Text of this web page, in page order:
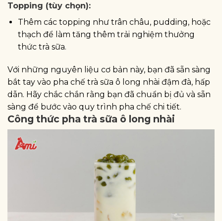
Topping (tùy chọn):
Thêm các topping như trân châu, pudding, hoặc
thạch để làm tăng thêm trải nghiệm thưởng
thức trà sữa.
Với những nguyên liệu cơ bản này, bạn đã sẵn sàng
bắt tay vào pha chế trà sữa ô long nhài đậm đà, hấp
dẫn. Hãy chắc chắn rằng bạn đã chuẩn bị đủ và sẵn
sàng để bước vào quy trình pha chế chi tiết.
Công thức pha trà sữa ô long nhài